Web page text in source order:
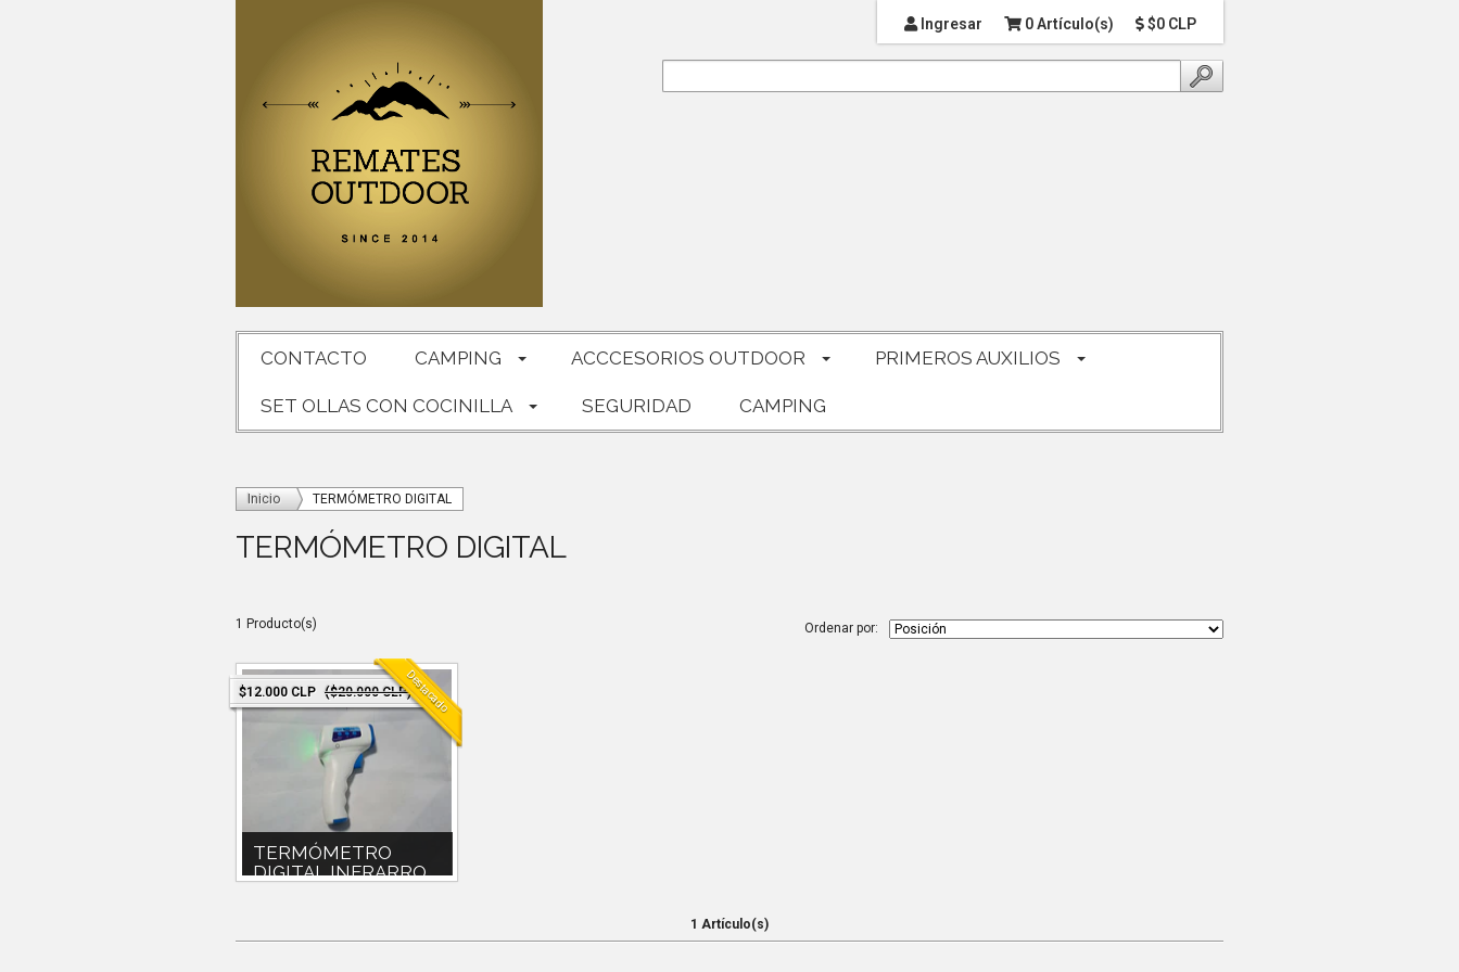
Ingresar 0 Artículo(s) $0 CLP
CONTACTO CAMPING ACCCESORIOS OUTDOOR PRIMEROS AUXILIOS
SET OLLAS CON COCINILLA SEGURIDAD CAMPING
Inicio TERMÓMETRO DIGITAL
TERMÓMETRO DIGITAL
1 Producto(s) Ordenar por:
$12.000 CLP ($20.000 CLP)Destacado
TERMÓMETRO
DIGITAL INFRARRO...
1 Artículo(s)